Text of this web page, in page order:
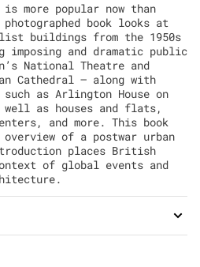
more popular now than
book looks at
buildings from the 1950s
and dramatic public
National Theatre and
Cathedral – along with
as Arlington House on
well as houses and flats,
and more. This book
of a postwar urban
places British
of global events and